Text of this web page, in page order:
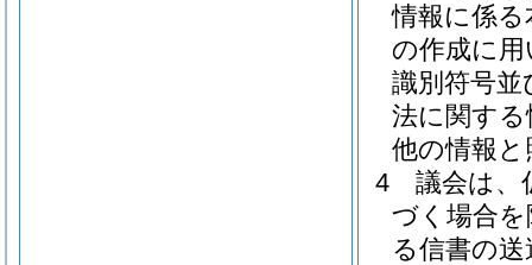
情報に係
の作成に
識別符号
法に関す
他の情報
4
議会は、
づく場合
る信書の